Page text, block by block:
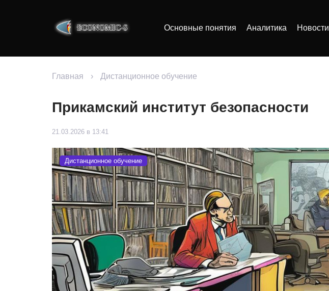
Основные понятия Аналитика Новости
Главная › Дистанционное обучение
Прикамский институт безопасности
21.03.2026 в 13:41
Дистанционное обучение